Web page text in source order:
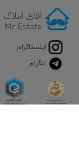
اینستاگرام
تلگرام